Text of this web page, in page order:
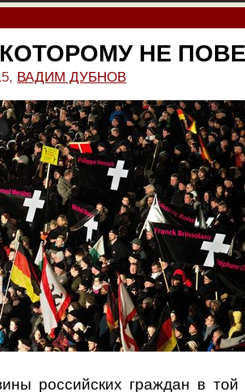
НЕ
ВАДИМ ДУБНОВ
российских граждан в